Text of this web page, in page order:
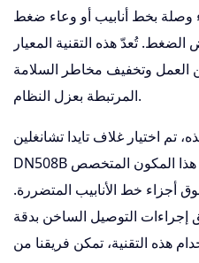
بخط أنابيب أو وعاء ضغط
تُعدّ هذه التقنية المعيار
العمل وتخفيف مخاطر السلامة
المرتبطة بعزل النظام.
تم اختيار غلاف تايدا تشانغلين
DN508B كآلية تقوية أساسية. صُمم هذا المكون المتخصص
أجزاء خط الأنابيب المتضررة.
إجراءات التوصيل الساخن بدقة
هذه التقنية، تمكن فريقنا من